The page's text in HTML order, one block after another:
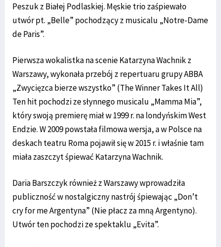
Peszuk z Białej Podlaskiej. Męskie trio zaśpiewało
utwór pt. „Belle” pochodzący z musicalu „Notre-Dame
de Paris”.
Pierwsza wokalistka na scenie Katarzyna Wachnik z
Warszawy, wykonała przebój z repertuaru grupy ABBA
„Zwycięzca bierze wszystko” (The Winner Takes It All)
Ten hit pochodzi ze słynnego musicalu „Mamma Mia”,
który swoją premierę miał w 1999 r. na londyńskim West
Endzie. W 2009 powstała filmowa wersja, a w Polsce na
deskach teatru Roma pojawił się w 2015 r. i właśnie tam
miała zaszczyt śpiewać Katarzyna Wachnik.
Daria Barszczyk również z Warszawy wprowadziła
publiczność w nostalgiczny nastrój śpiewając „Don’t
cry for me Argentyna” (Nie płacz za mną Argentyno).
Utwór ten pochodzi ze spektaklu „Evita”.